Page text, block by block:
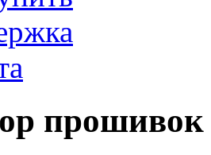
прошивок